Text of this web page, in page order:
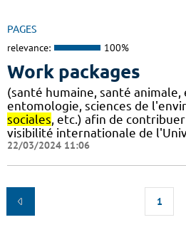
PAGES
relevance: 100%
Work packages
(santé humaine, santé animale,
entomologie, sciences de
sociales , etc.) afin de
visibilité internationale de
22/03/2024 11:06
1